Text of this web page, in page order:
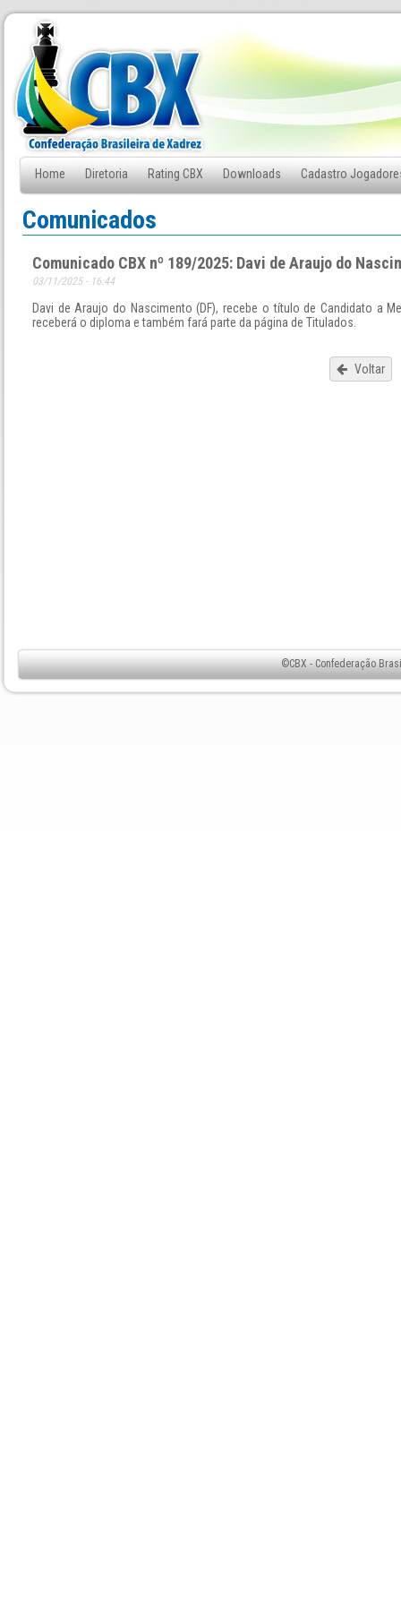
Home Diretoria Rating CBX Downloads Cadastro
Fale Conosco
Comunicados
Comunicado CBX nº 189/2025: Davi de Araujo do
03/11/2025 - 16:44
Davi de Araujo do Nascimento (DF), recebe o título de Candidato a
receberá o diploma e também fará parte da página de Titulados.
Voltar
©CBX - Confederação